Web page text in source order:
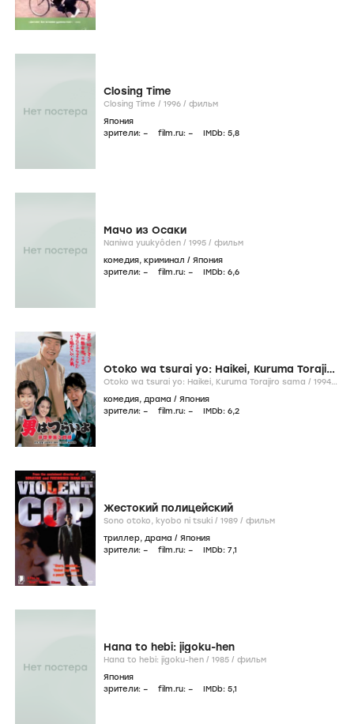
Closing Time
Closing Time / 1996 / фильм
Япония
зрители: – film.ru: – IMDb: 5,8
Мачо из Осаки
Naniwa yuukyôden / 1995 / фильм
комедия, криминал / Япония
зрители: – film.ru: – IMDb: 6,6
Otoko wa tsurai yo: Haikei, Kuruma Torajiro
sama
Otoko wa tsurai yo: Haikei, Kuruma Torajiro sama / 1994/
комедия, драма / Япония
зрители: – film.ru: – IMDb: 6,2
Жестокий полицейский
Sono otoko, kyobo ni tsuki / 1989 / фильм
триллер, драма / Япония
зрители: – film.ru: – IMDb: 7,1
Hana to hebi: jigoku-hen
Hana to hebi: jigoku-hen / 1985 / фильм
Япония
зрители: – film.ru: – IMDb: 5,1